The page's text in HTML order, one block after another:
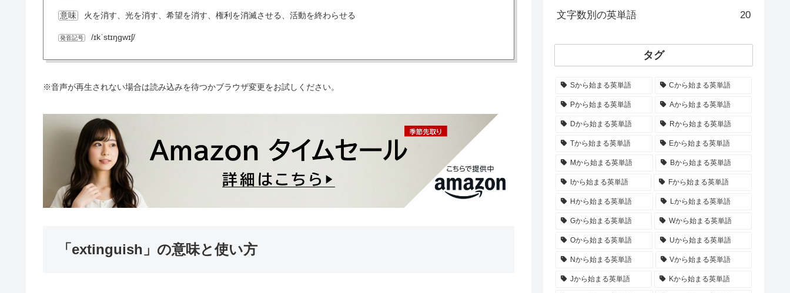
意味 火を消す、光を消す、希望を消す、権利を消滅させる、活動を終わらせる
発音記号 /ɪkˈstɪŋɡwɪʃ/
※音声が再生されない場合は読み込みを待つかブラウザ変更をお試しください。
「extinguish」の意味と使い方
文字数別の英単語
20
タグ
Sから始まる英単語 Cから始まる英単語
Pから始まる英単語 Aから始まる英単語
Dから始まる英単語 Rから始まる英単語
Tから始まる英単語 Eから始まる英単語
Mから始まる英単語 Bから始まる英単語
Iから始まる英単語 Fから始まる英単語
Hから始まる英単語 Lから始まる英単語
Gから始まる英単語 Wから始まる英単語
Oから始まる英単語 Uから始まる英単語
Nから始まる英単語 Vから始まる英単語
Jから始まる英単語 Kから始まる英単語